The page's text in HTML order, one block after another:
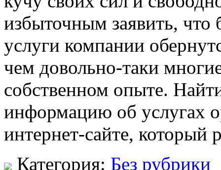
избыточным заявить, что
услуги компании
чем довольно-таки
собственном опыте.
информацию об услугах
интернет-сайте, который
Категория: Без рубрики